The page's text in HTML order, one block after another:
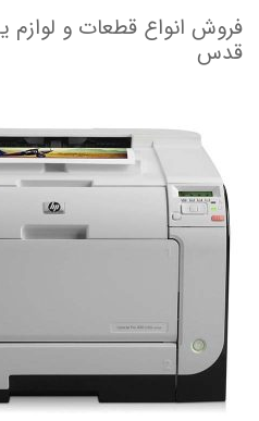
فروش انواع قطعات و لوازم
قدس